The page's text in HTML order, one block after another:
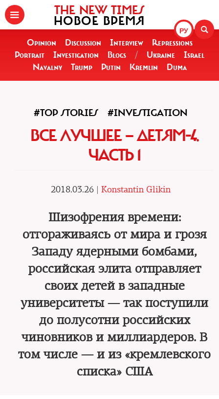
РУ
THE NEW TIMES
НОВОЕ ВРЕМЯ
Opinion Discussion Interview
Repressions
Portrait
Investigation Blogs / Ukraine
Israel
Navalny
Trump Putin Kremlin Duma
#TOP STORIES #INVESTIGATION
ВСЕ ЛУЧШЕЕ — ДЕТЯМ-4.
ЧАСТЬ 1
2018.03.26 | Konstantin Glikin
Шизофрения времени:
отгораживаясь от мира и грозя
Западу ядерными бомбами,
российская элита отправляет
своих детей в западные
университеты — так поступили
до полусотни российских
чиновников и миллиардеров. В
том числе — и из «кремлевского
списка» США